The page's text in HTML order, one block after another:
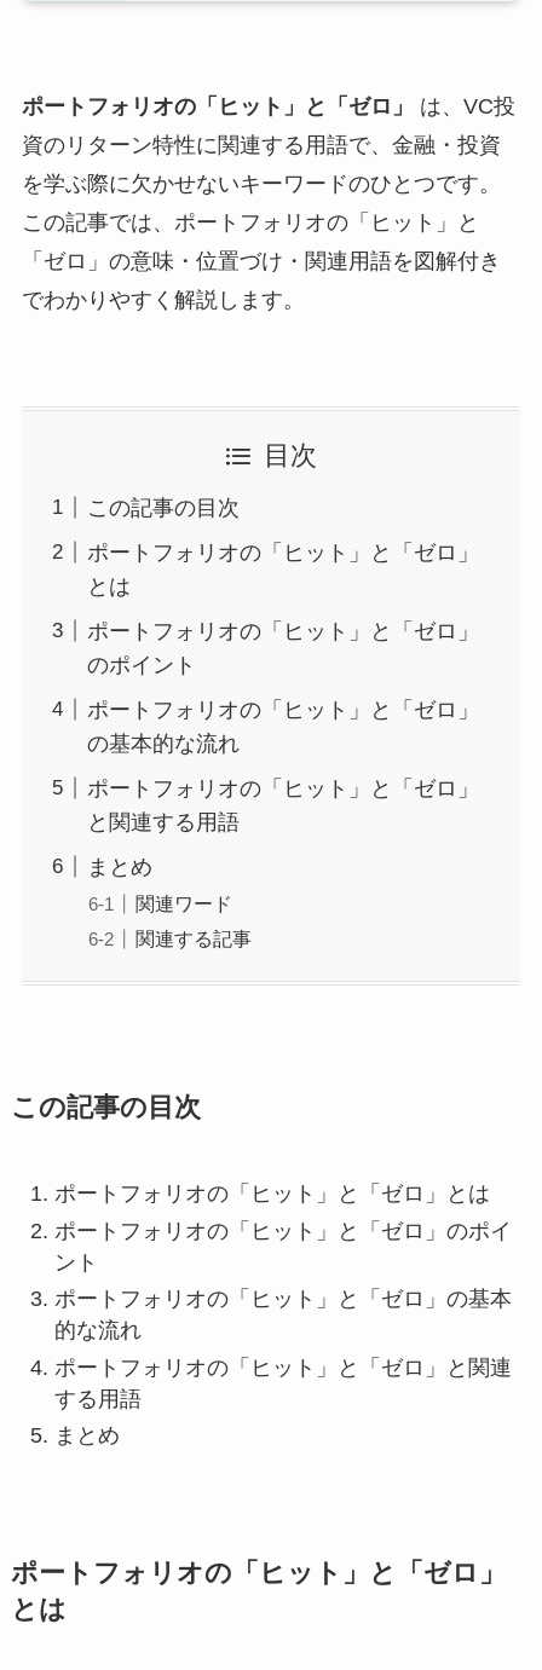
ポートフォリオの「ヒット」と「ゼロ」
は、VC投
資のリターン特性に関連する用語で、金融・投資
を学ぶ際に欠かせないキーワードのひとつです。
この記事では、ポートフォリオの「ヒット」と
「ゼロ」の意味・位置づけ・関連用語を図解付き
でわかりやすく解説します。
目次
この記事の目次
ポートフォリオの「ヒット」と「ゼロ」
とは
ポートフォリオの「ヒット」と「ゼロ」
のポイント
ポートフォリオの「ヒット」と「ゼロ」
の基本的な流れ
ポートフォリオの「ヒット」と「ゼロ」
と関連する用語
まとめ
関連ワード
関連する記事
この記事の目次
ポートフォリオの「ヒット」と「ゼロ」とは
ポートフォリオの「ヒット」と「ゼロ」のポイ
ント
ポートフォリオの「ヒット」と「ゼロ」の基本
的な流れ
ポートフォリオの「ヒット」と「ゼロ」と関連
する用語
まとめ
ポートフォリオの「ヒット」と「ゼロ」
とは